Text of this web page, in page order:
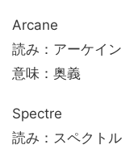
Arcane
読み：アーケイン
意味：奥義
Spectre
読み：スペクトル